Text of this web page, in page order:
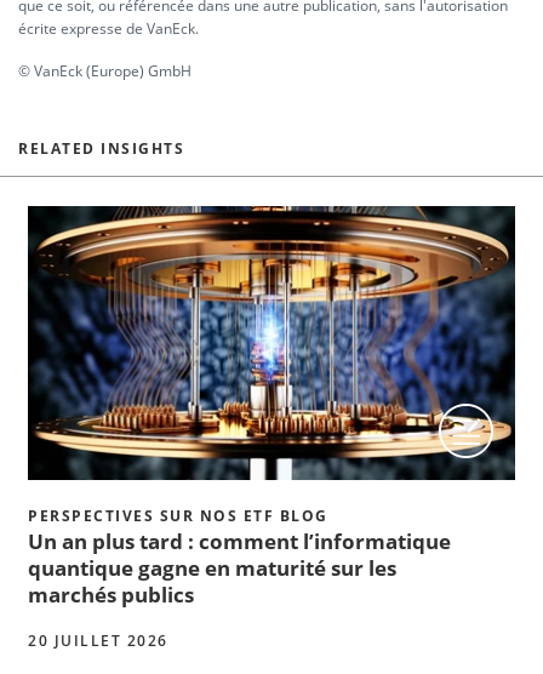
que ce soit, ou référencée dans une autre publication, sans l'autorisation
écrite expresse de VanEck.
© VanEck (Europe) GmbH
RELATED INSIGHTS
PERSPECTIVES SUR NOS ETF BLOG
Un an plus tard : comment l’informatique
quantique gagne en maturité sur les
marchés publics
20 JUILLET 2026